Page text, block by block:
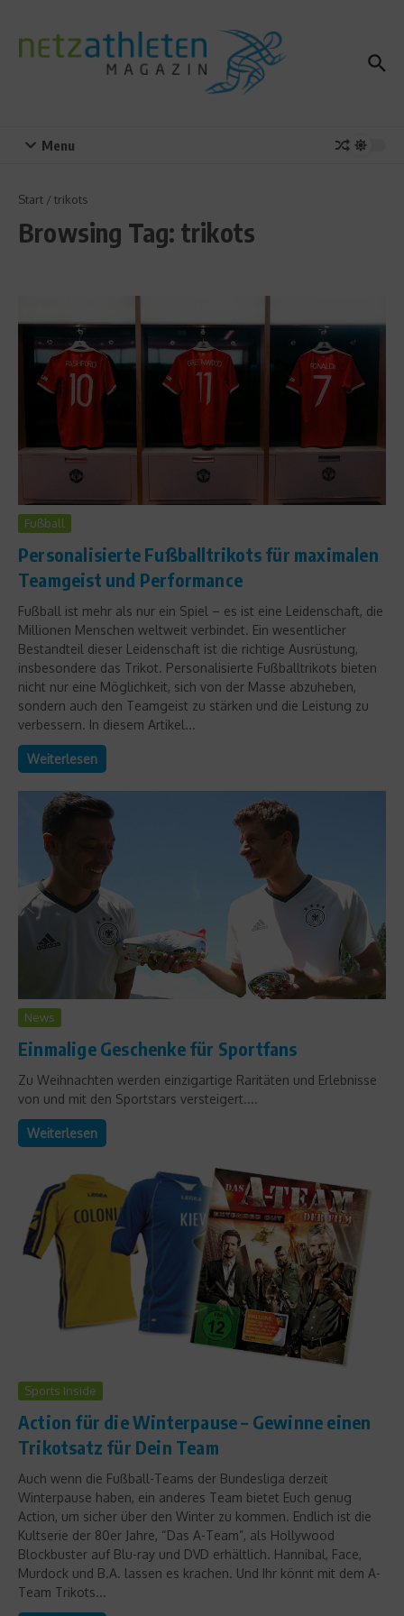
Menu
Start / trikots
Browsing Tag: trikots
Fußball
Personalisierte Fußballtrikots für maximalen
Teamgeist und Performance
Fußball ist mehr als nur ein Spiel – es ist eine Leidenschaft, die
Millionen Menschen weltweit verbindet. Ein wesentlicher
Bestandteil dieser Leidenschaft ist die richtige Ausrüstung,
insbesondere das Trikot. Personalisierte Fußballtrikots bieten
nicht nur eine Möglichkeit, sich von der Masse abzuheben,
sondern auch den Teamgeist zu stärken und die Leistung zu
verbessern. In diesem Artikel...
Weiterlesen
News
Einmalige Geschenke für Sportfans
Zu Weihnachten werden einzigartige Raritäten und Erlebnisse
von und mit den Sportstars versteigert....
Weiterlesen
Sports Inside
Action für die Winterpause – Gewinne einen
Trikotsatz für Dein Team
Auch wenn die Fußball-Teams der Bundesliga derzeit
Winterpause haben, ein anderes Team bietet Euch genug
Action, um sicher über den Winter zu kommen. Endlich ist die
Kultserie der 80er Jahre, “Das A-Team”, als Hollywood
Blockbuster auf Blu-ray und DVD erhältlich. Hannibal, Face,
Murdock und B.A. lassen es krachen. Und Ihr könnt mit dem A-
Team Trikots...